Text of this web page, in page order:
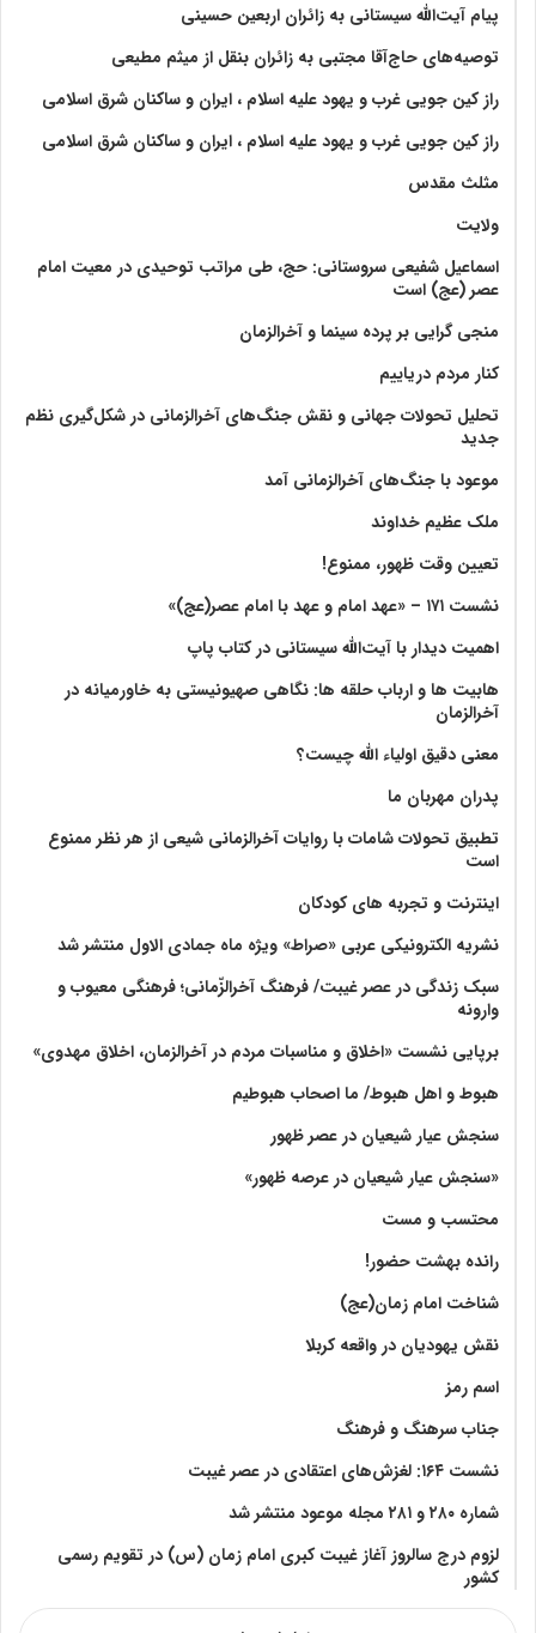
پیام آیت‌الله سیستانی به زائران اربعین حسینی
توصیه‌های حاج‌آقا مجتبی به زائران بنقل از میثم مطیعی
راز کین جویی غرب و یهود علیه اسلام ، ایران و ساکنان شرق اسلامی
راز کین جویی غرب و یهود علیه اسلام ، ایران و ساکنان شرق اسلامی
مثلث مقدس
ولايت‏
اسماعیل شفیعی سروستانی: حج، طی مراتب توحیدی در معیت امام
عصر (عج) است
منجی گرایی بر پرده سینما و آخرالزمان
کنار مردم دریاییم
تحلیل تحولات جهانی و نقش جنگ‌های آخرالزمانی در شکل‌گیری نظم
جدید
موعود با جنگ‌های آخرالزمانی آمد
ملک عظیم خداوند
تعیین وقت ظهور، ممنوع!
نشست ۱۷۱ – «عهد امام و عهد با امام عصر(عج)»
اهمیت دیدار با آیت‌الله سیستانی در کتاب پاپ
هابیت ها و ارباب حلقه ها: نگاهی صهیونیستی به خاورمیانه در
آخرالزمان
معنی دقیق اولیاء الله چیست؟
پدران مهربان ما
تطبیق تحولات شامات با روایات آخرالزمانی شیعی از هر نظر ممنوع
است
اینترنت و تجربه های کودکان
نشریه الکترونیکی عربی «صراط» ویژه ماه جمادی الاول منتشر شد
سبک زندگی در عصر غیبت/ فرهنگ آخرالزّمانی؛ فرهنگی معیوب و
وارونه
برپایی نشست «اخلاق و مناسبات مردم در آخرالزمان، اخلاق مهدوی»
هبوط و اهل هبوط/ ما اصحاب هبوطیم
سنجش عیار شیعیان در عصر ظهور
«سنجش عیار شیعیان در عرصه ظهور»
محتسب و مست
رانده بهشت‌ حضور!
شناخت امام زمان(عج)
نقش یهودیان در واقعه کربلا
اسم رمز
جناب سرهنگ و فرهنگ
نشست ۱۶۴: لغزش‌های اعتقادی در عصر غیبت
شماره ۲۸۰ و ۲۸۱ مجله موعود منتشر شد
لزوم درج سالروز آغاز غیبت کبری امام زمان (س) در تقویم رسمی
کشور